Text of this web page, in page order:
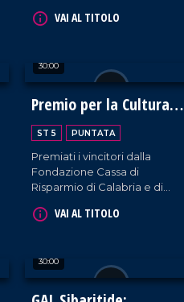
VAI AL TITOLO
30:00
Premio per la Cultura
Mediterranea
ST 5 PUNTATA
Premiati i vincitori dalla
Fondazione Cassa di
Risparmio di Calabria e di
diciannovesima edizione del
VAI AL TITOLO
30:00